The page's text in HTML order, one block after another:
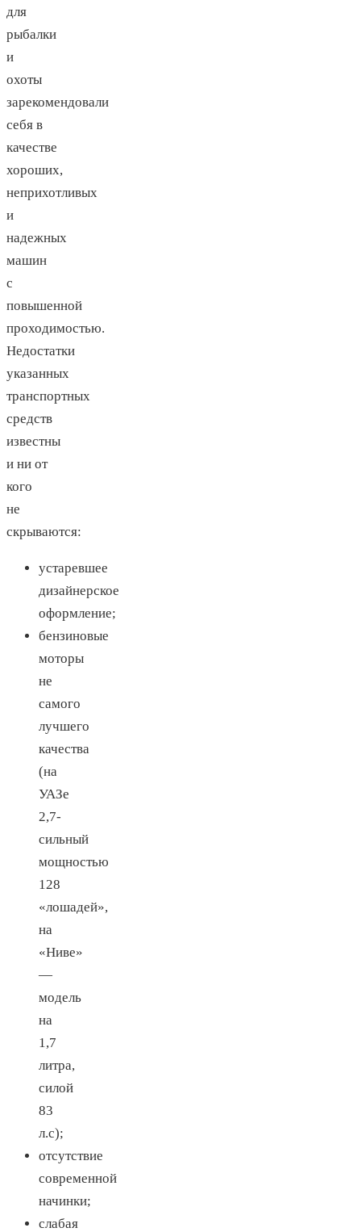
для
рыбалки
и
охоты
зарекомендовали
себя в
качестве
хороших,
неприхотливых
и
надежных
машин
с
повышенной
проходимостью.
Недостатки
указанных
транспортных
средств
известны
и ни от
кого
не
скрываются:
устаревшее
дизайнерское
оформление;
бензиновые
моторы
не
самого
лучшего
качества
(на
УАЗе
2,7-
сильный
мощностью
128
«лошадей»,
на
«Ниве»
—
модель
на
1,7
литра,
силой
83
л.с);
отсутствие
современной
начинки;
слабая